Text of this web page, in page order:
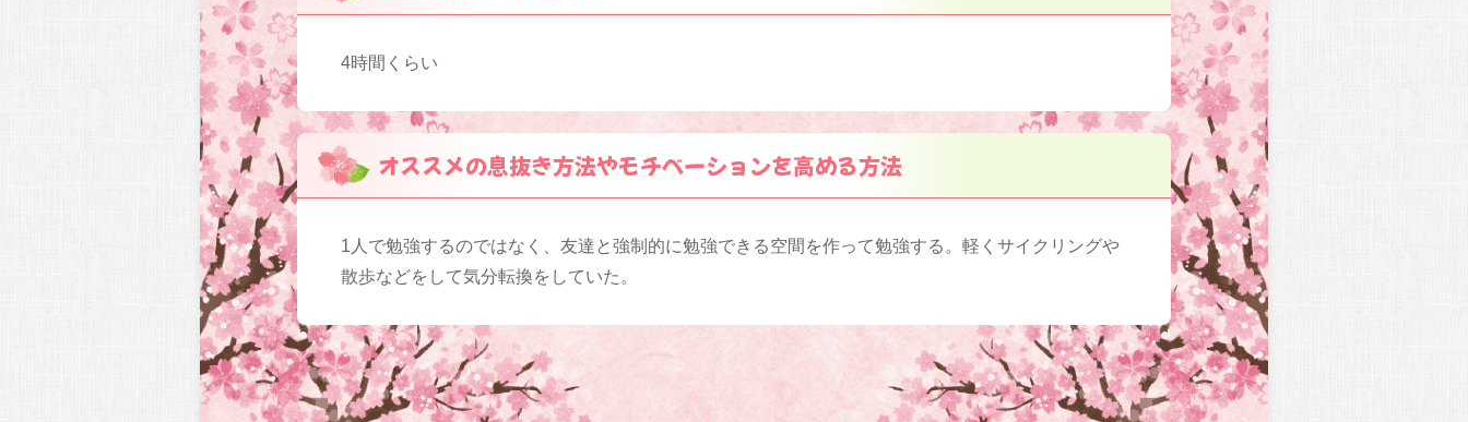
4時間くらい
オススメの息抜き方法やモチベーションを高める方法
1人で勉強するのではなく、友達と強制的に勉強できる空間を作って勉強する。軽くサイクリングや
散歩などをして気分転換をしていた。